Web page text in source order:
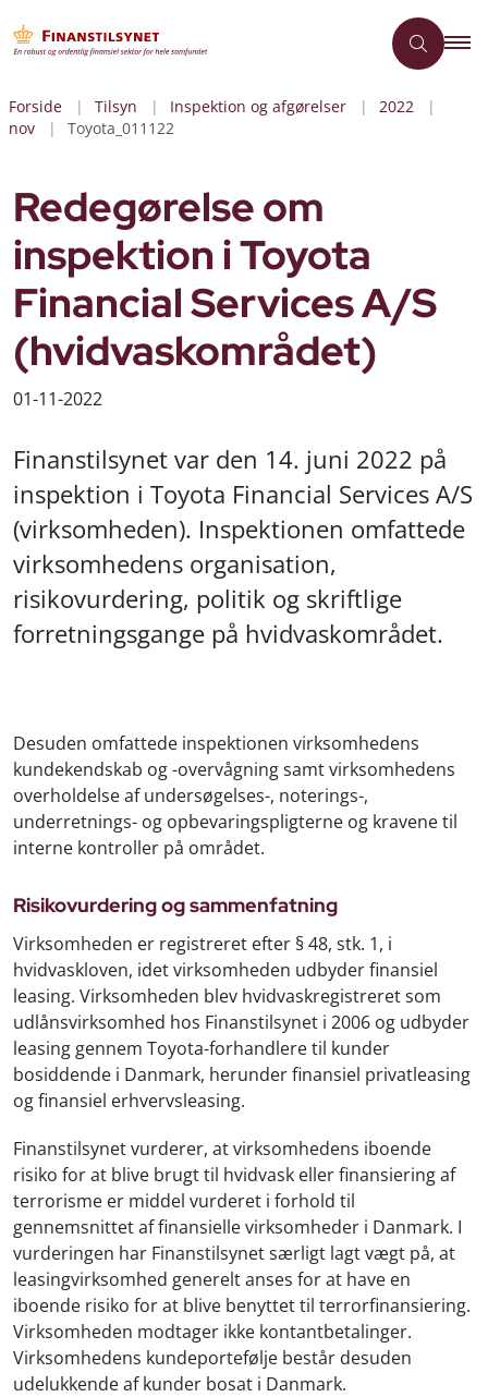
Forside Tilsyn Inspektion og afgørelser
2022
nov
Toyota_011122
Redegørelse om
inspektion i Toyota
Financial Services A/S
(hvidvaskområdet)
01-11-2022
Finanstilsynet var den 14. juni 2022 på
inspektion i Toyota Financial Services A/S
(virksomheden). Inspektionen omfattede
virksomhedens organisation,
risikovurdering, politik og skriftlige
forretningsgange på hvidvaskområdet.
Desuden omfattede inspektionen virksomhedens
kundekendskab og -overvågning samt virksomhedens
overholdelse af undersøgelses-, noterings-,
underretnings- og opbevaringspligterne og kravene til
interne kontroller på området.
Risikovurdering og sammenfatning
Virksomheden er registreret efter § 48, stk. 1, i
hvidvaskloven, idet virksomheden udbyder finansiel
leasing. Virksomheden blev hvidvaskregistreret som
udlånsvirksomhed hos Finanstilsynet i 2006 og udbyder
leasing gennem Toyota-forhandlere til kunder
bosiddende i Danmark, herunder finansiel privatleasing
og finansiel erhvervsleasing.
Finanstilsynet vurderer, at virksomhedens iboende
risiko for at blive brugt til hvidvask eller finansiering af
terrorisme er middel vurderet i forhold til
gennemsnittet af finansielle virksomheder i Danmark. I
vurderingen har Finanstilsynet særligt lagt vægt på, at
leasingvirksomhed generelt anses for at have en
iboende risiko for at blive benyttet til terrorfinansiering.
Virksomheden modtager ikke kontantbetalinger.
Virksomhedens kundeportefølje består desuden
udelukkende af kunder bosat i Danmark.